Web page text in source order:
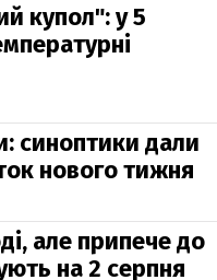
купол": у 5
синоптики дали
нового тижня
але припече до
на 2 серпня